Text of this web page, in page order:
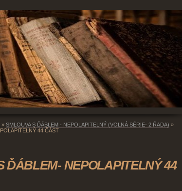
» SMLOUVA S ĎÁBLEM - NEPOLAPITELNÝ (VOLNÁ SÉRIE- 2 ŘADA) »
44 ČÁST
ĎÁBLEM- NEPOLAPITELNÝ 44